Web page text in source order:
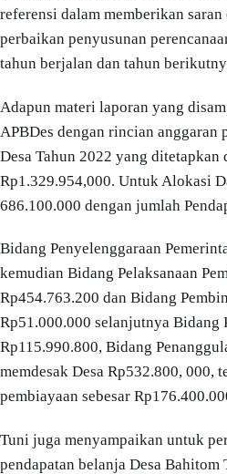
referensi dalam memberikan saran
perbaikan penyusunan
tahun berjalan dan tahun
Adapun materi laporan yang
APBDes dengan rincian anggaran
Desa Tahun 2022 yang ditetapkan
Rp1.329.954,000. Untuk Alokasi
686.100.000 dengan jumlah
Bidang Penyelenggaraan
kemudian Bidang Pelaksanaan
Rp454.763.200 dan Bidang
Rp51.000.000 selanjutnya Bidang
Rp115.990.800, Bidang
memdesak Desa Rp532.800, 000,
pembiayaan sebesar
Tuni juga menyampaikan untuk
pendapatan belanja Desa Bahitom